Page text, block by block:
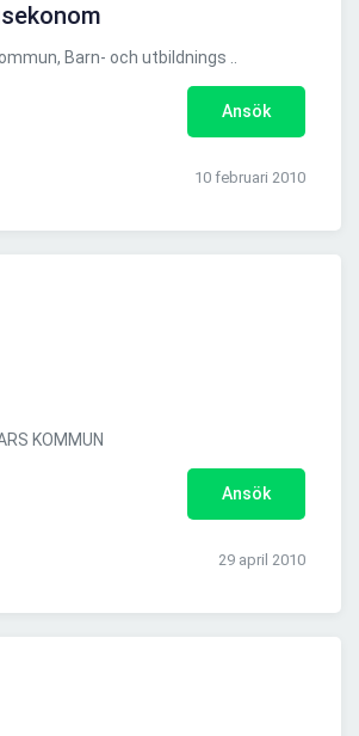
Barn- och utbildnings ..
Ansök
10 februari 2010
KOMMUN
Ansök
29 april 2010